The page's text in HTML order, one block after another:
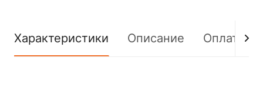
Характеристики Описание Оплата